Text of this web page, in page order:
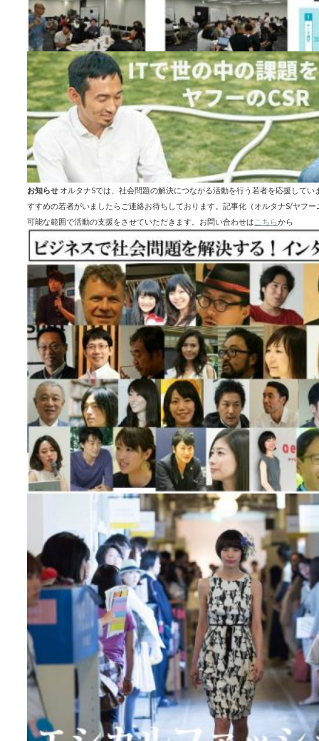
お知らせ オルタナSでは、社会問題の解決につながる活動を行う若者を応援して
すすめの若者がいましたらご連絡お待ちしております。記事化（オルタナS/ヤフ
可能な範囲で活動の支援をさせていただきます。お問い合わせは こちらから